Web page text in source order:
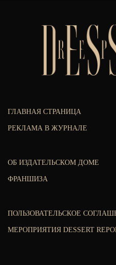
ГЛАВНАЯ СТРАНИЦА
РЕКЛАМА В ЖУРНАЛЕ
ОБ ИЗДАТЕЛЬСКОМ ДОМЕ
ФРАНШИЗА
ПОЛЬЗОВАТЕЛЬСКОЕ
МЕРОПРИЯТИЯ DESSERT